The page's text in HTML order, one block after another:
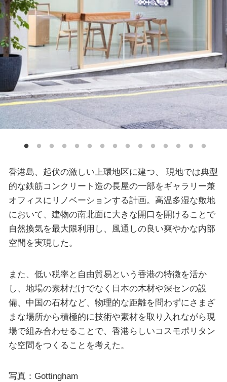
香港島、起伏の激しい上環地区に建つ、 現地では典型
的な鉄筋コンクリート造の長屋の一部をギャラリー兼
オフィスにリノベーションする計画。高温多湿な敷地
において、建物の南北面に大きな開口を開けることで
自然換気を最大限利用し、風通しの良い爽やかな内部
空間を実現した。
また、低い税率と自由貿易という香港の特徴を活か
し、地場の素材だけでなく日本の木材や深センの設
備、中国の石材など、物理的な距離を問わずにさまざ
まな場所から積極的に技術や素材を取り入れながら現
場で組み合わせることで、香港らしいコスモポリタン
な空間をつくることを考えた。
写真：Gottingham